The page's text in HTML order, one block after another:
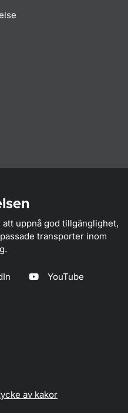
uppnå god tillgänglighet,
transporter inom
YouTube
av kakor